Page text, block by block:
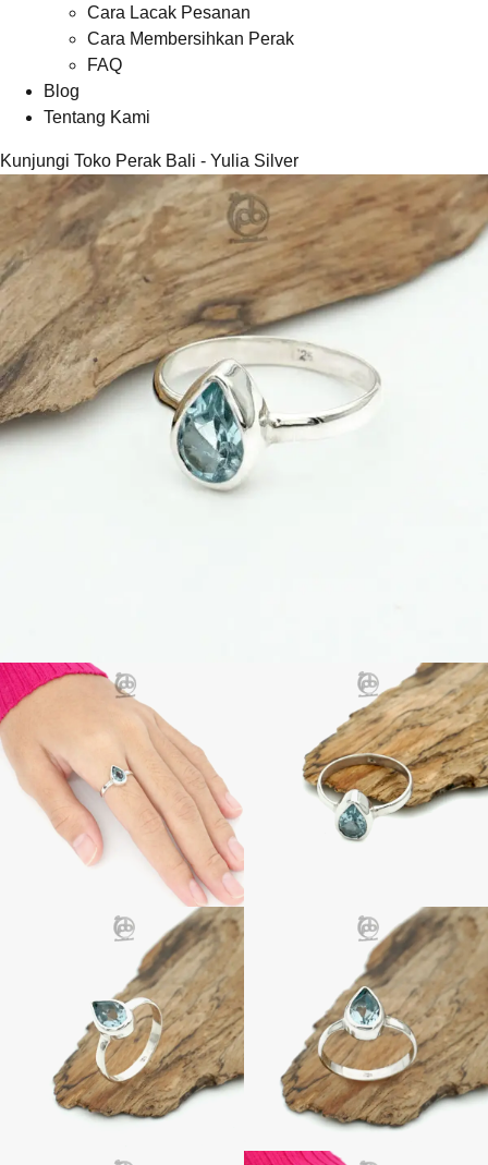
Cara Lacak Pesanan
Cara Membersihkan Perak
FAQ
Blog
Tentang Kami
Kunjungi Toko Perak Bali - Yulia Silver